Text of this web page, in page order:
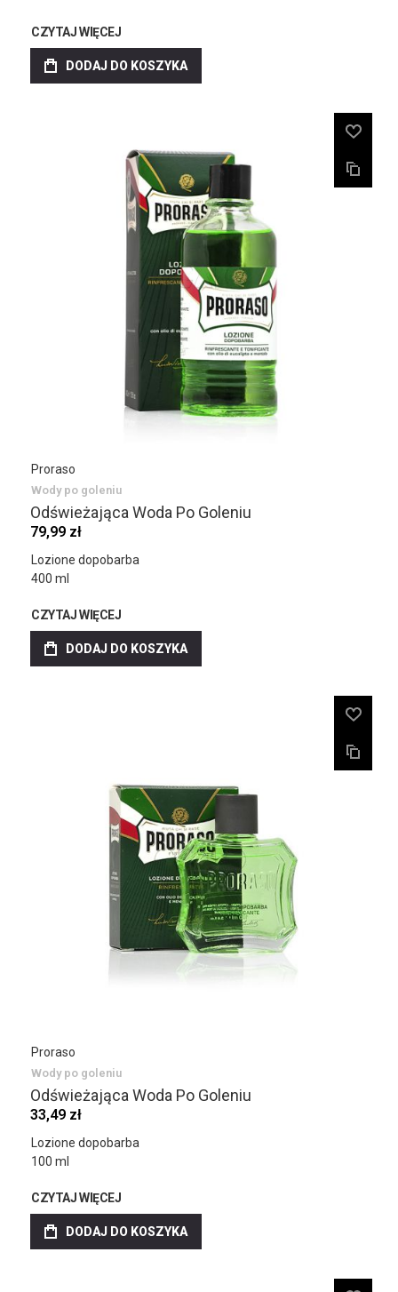
CZYTAJ WIĘCEJ
DODAJ DO KOSZYKA
Proraso
Wody po goleniu
Odświeżająca Woda Po Goleniu
79,99 zł
Lozione dopobarba
400 ml
CZYTAJ WIĘCEJ
DODAJ DO KOSZYKA
Proraso
Wody po goleniu
Odświeżająca Woda Po Goleniu
33,49 zł
Lozione dopobarba
100 ml
CZYTAJ WIĘCEJ
DODAJ DO KOSZYKA